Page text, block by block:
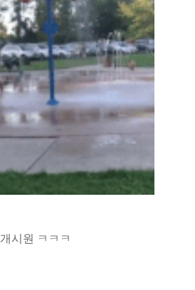
개시원 ㅋㅋㅋ